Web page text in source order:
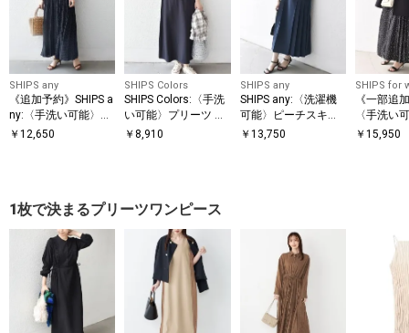
SHIPS any
《追加予約》SHIPS a
ny:〈手洗い可能〉ド
ット バンドカラー フ
￥ 12,650
SHIPS Colors
SHIPS Colors:〈手洗
い可能〉プリーツ デ
ザイン シャツ ワンピ
￥8,910
SHIPS any
SHIPS any:〈洗濯機
可能〉ピーチスキン
サイド プリーツ バン
￥ 13,750
SHIPS for
《一部追
〈手洗い
ト / 花柄
￥15,950
1枚で決まるプリーツワンピース